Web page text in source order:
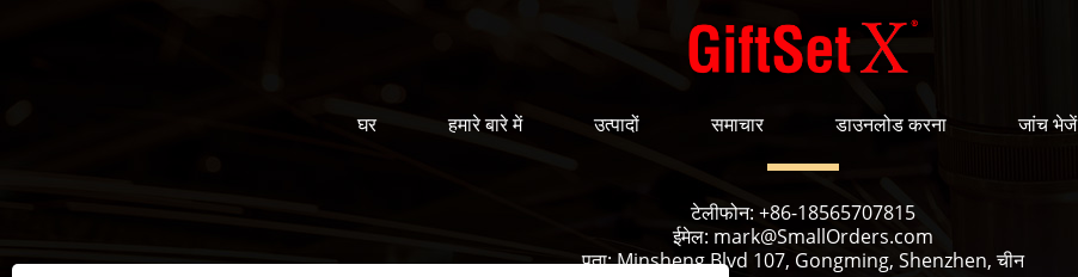
घर हमारे बारे में उत्पादों समाचार डाउनलोड करना जांच भेजें
टेलीफोन: +86-18565707815
ईमेल: mark@SmallOrders.com
पता:Minsheng Blvd 107, Gongming, Shenzhen, चीन